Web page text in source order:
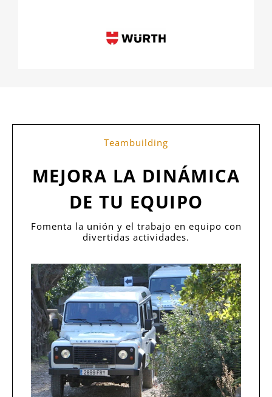
Teambuilding
MEJORA LA DINÁMICA
DE TU EQUIPO
Fomenta la unión y el trabajo en equipo con
divertidas actividades.
Tours de aventura
Experiencias y aventuras
inolvidables planificadas con
profesionalidad y llevadas a cabo
con pasión.
+INFO